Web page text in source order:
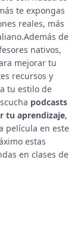
te expongas
reales, más
de
nativos,
mejorar tu
recursos y
tu estilo de
podcasts
tu aprendizaje,
película en este
estas
en clases de